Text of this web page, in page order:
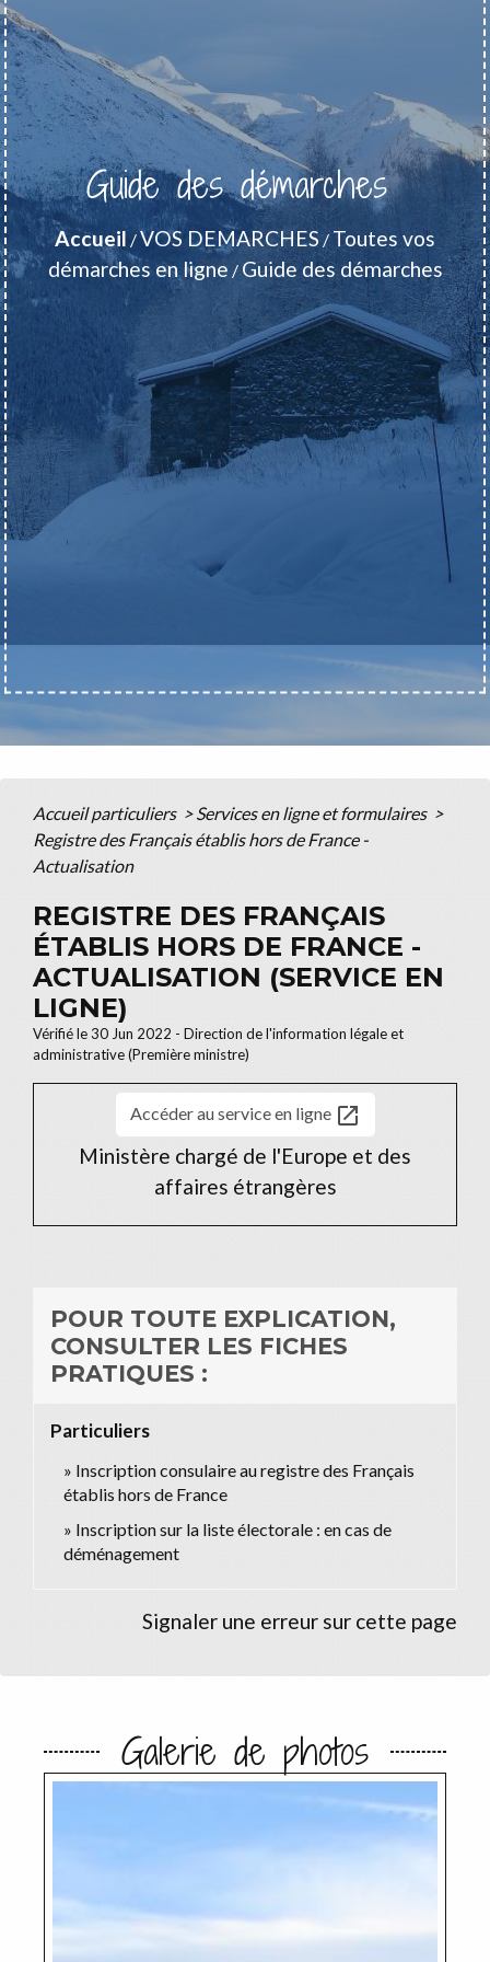
Guide des démarches
Accueil /VOS DEMARCHES / Toutes vos
démarches en ligne / Guide des démarches
Accueil particuliers > Services en ligne et formulaires >
Registre des Français établis hors de France -
Actualisation
REGISTRE DES FRANÇAIS
ÉTABLIS HORS DE FRANCE -
ACTUALISATION (SERVICE EN
LIGNE)
Vérifié le 30 Jun 2022 - Direction de l'information légale et
administrative (Première ministre)
Accéder au service en ligne open_in_new
Ministère chargé de l'Europe et des
affaires étrangères
POUR TOUTE EXPLICATION,
CONSULTER LES FICHES
PRATIQUES :
Particuliers
Inscription consulaire au registre des Français
établis hors de France
Inscription sur la liste électorale : en cas de
déménagement
Signaler une erreur sur cette page
Galerie de photos